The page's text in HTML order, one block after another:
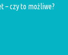
– czy to możliwe?